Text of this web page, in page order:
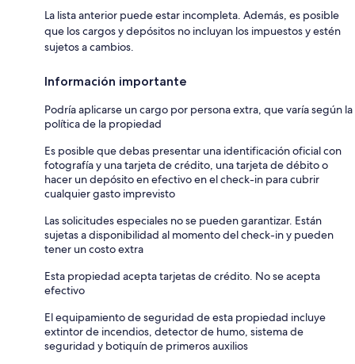
La lista anterior puede estar incompleta. Además, es posible
que los cargos y depósitos no incluyan los impuestos y estén
sujetos a cambios.
Información importante
Podría aplicarse un cargo por persona extra, que varía según la
política de la propiedad
Es posible que debas presentar una identificación oficial con
fotografía y una tarjeta de crédito, una tarjeta de débito o
hacer un depósito en efectivo en el check-in para cubrir
cualquier gasto imprevisto
Las solicitudes especiales no se pueden garantizar. Están
sujetas a disponibilidad al momento del check-in y pueden
tener un costo extra
Esta propiedad acepta tarjetas de crédito. No se acepta
efectivo
El equipamiento de seguridad de esta propiedad incluye
extintor de incendios, detector de humo, sistema de
seguridad y botiquín de primeros auxilios